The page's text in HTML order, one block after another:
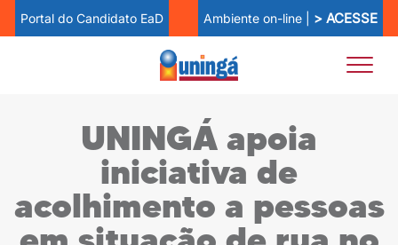
Portal do Candidato EaD Ambiente on-line | > ACESSE
UNINGÁ apoia
iniciativa de
acolhimento a pessoas